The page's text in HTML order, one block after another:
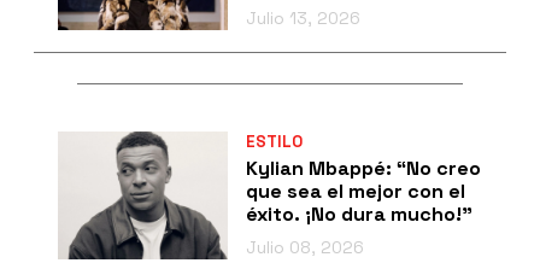
Julio 13, 2026
ESTILO
Kylian Mbappé: “No creo
que sea el mejor con el
éxito. ¡No dura mucho!”
Julio 08, 2026